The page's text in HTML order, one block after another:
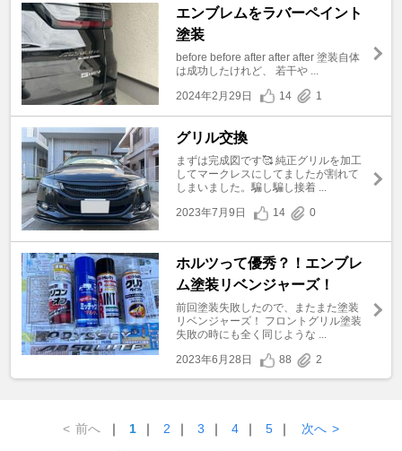
エンブレムをラバーペイント
塗装
before before after after after 塗装自体
は成功したけれど、 若干や ...
2024年2月29日
14 1
グリル交換
まずは完成図です🥰 純正グリルを加工
してマークレスにしてましたが割れて
しまいました。騙し騙し接着 ...
2023年7月9日
14 0
ホルツって優秀？！エンブレ
ム塗装リベンジャーズ！
前回塗装失敗したので、またまた塗装
リベンジャーズ！ フロントグリル塗装
失敗の時にも全く同じような ...
2023年6月28日
88 2
< 前へ ｜ 1 ｜ 2 ｜ 3 ｜ 4 ｜ 5 ｜ 次へ >